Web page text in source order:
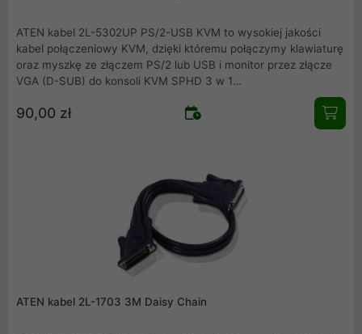
ATEN kabel 2L-5302UP PS/2-USB KVM to wysokiej jakości
kabel połączeniowy KVM, dzięki któremu połączymy klawiaturę
oraz myszkę ze złączem PS/2 lub USB i monitor przez złącze
VGA (D-SUB) do konsoli KVM SPHD 3 w 1
(klawiatura/mysz/wideo). Dzięki stosowaniu kompatybilnych
urządzeń firmy ATEN zapewniamy pewność i jakość połączeń.
90,00 zł
ATEN kabel 2L-1703 3M Daisy Chain